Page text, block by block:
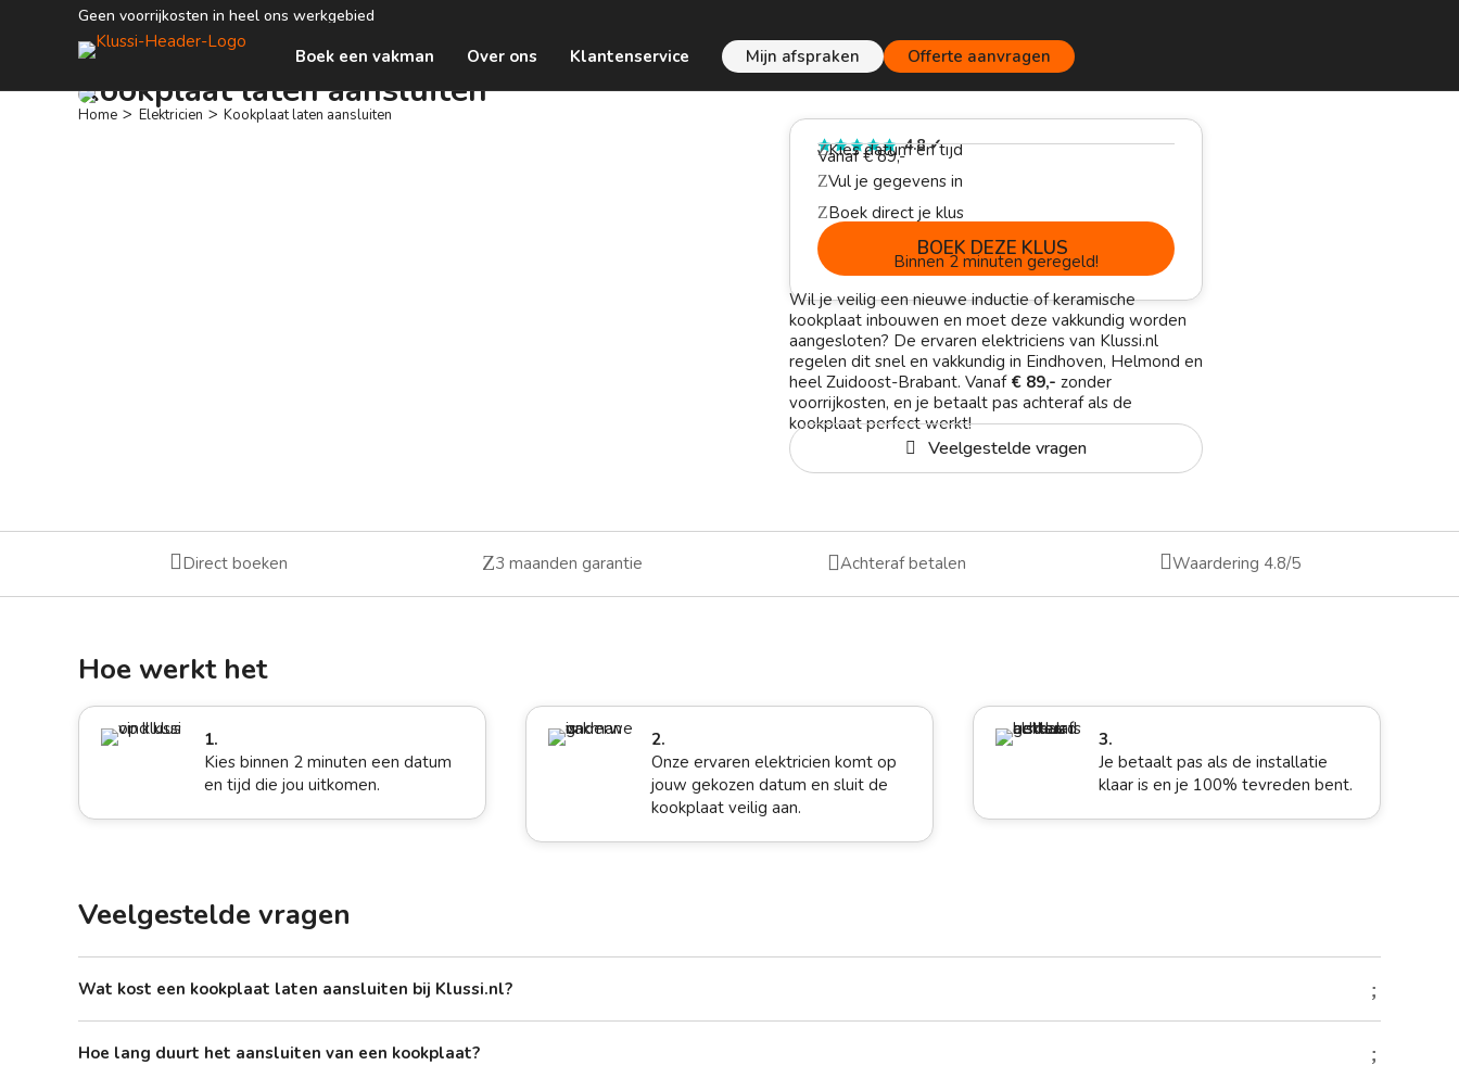
Geen voorrijkosten in heel ons werkgebied
Boek een vakman Over ons Klantenservice Mijn afspraken Offerte aanvragen
Home > Elektricien > Kookplaat laten aansluiten
Kookplaat laten aansluiten
Vanaf € 89,-
4.8✓
ZKies datum en tijd
ZVul je gegevens in
ZBoek direct je klus
BOEK DEZE KLUS
Binnen 2 minuten geregeld!
Wil je veilig een nieuwe inductie of keramische
kookplaat inbouwen en moet deze vakkundig worden
aangesloten? De ervaren elektriciens van Klussi.nl
regelen dit snel en vakkundig in Eindhoven, Helmond en
heel Zuidoost-Brabant. Vanaf € 89,- zonder
voorrijkosten, en je betaalt pas achteraf als de
kookplaat perfect werkt!
Veelgestelde vragen
Direct boeken Z3 maanden garantie Achteraf betalen Waardering 4.8/5
Hoe werkt het
1.
Kies binnen 2 minuten een datum
en tijd die jou uitkomen.
2.
Onze ervaren elektricien komt op
jouw gekozen datum en sluit de
kookplaat veilig aan.
3.
Je betaalt pas als de installatie
klaar is en je 100% tevreden bent.
Veelgestelde vragen
Wat kost een kookplaat laten aansluiten bij Klussi.nl?
Hoe lang duurt het aansluiten van een kookplaat?